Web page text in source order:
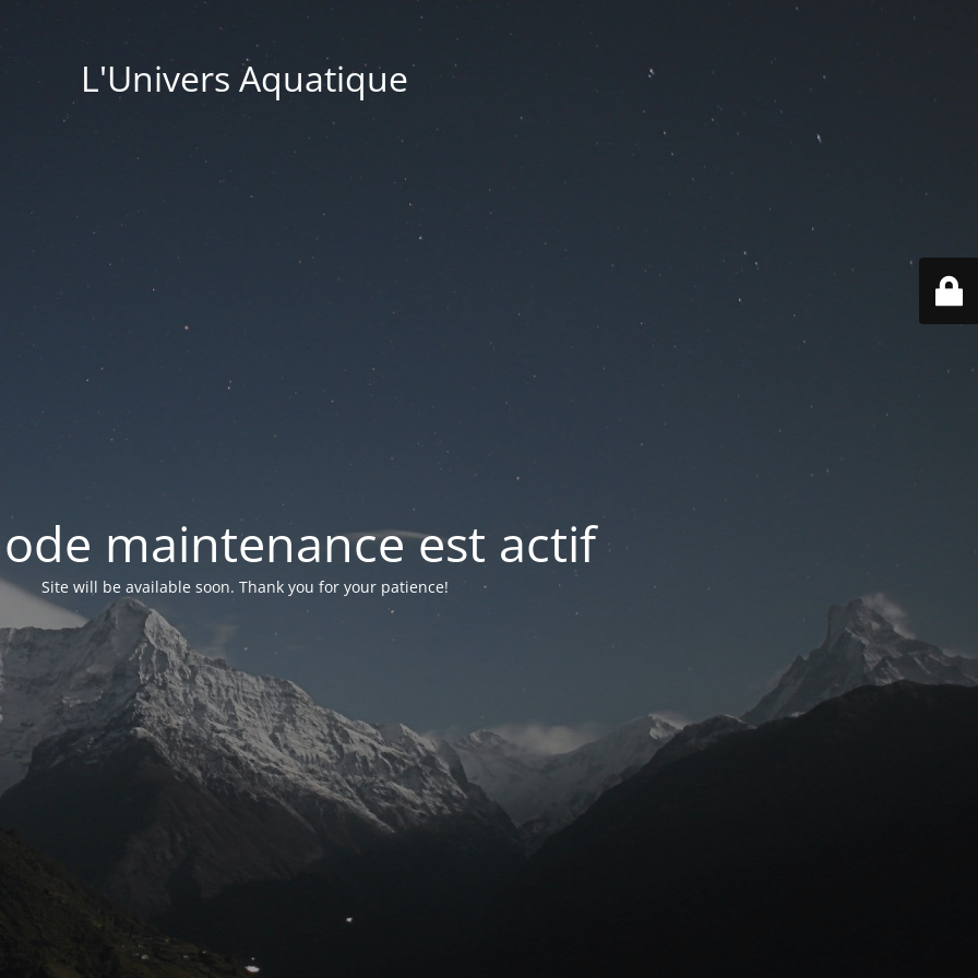
L'Univers Aquatique
maintenance est actif
Site will be available soon. Thank you for your patience!